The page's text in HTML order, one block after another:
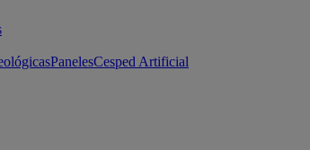
PanelesCesped Artificial